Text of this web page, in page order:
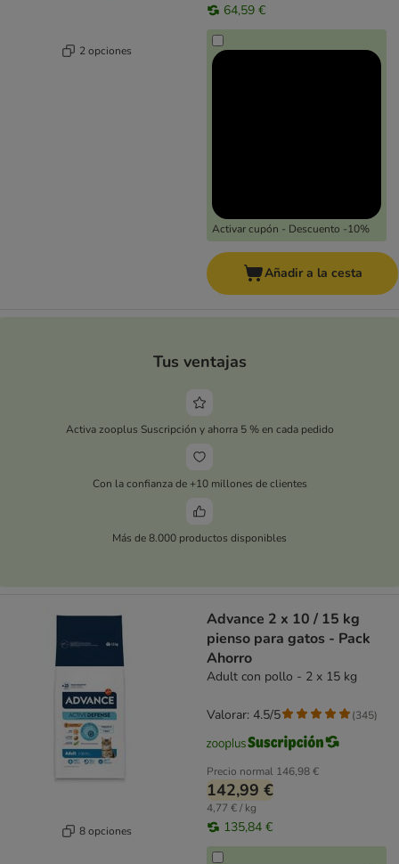
2 opciones
64,59 €
Activar cupón - Descuento -10%
Añadir a la cesta
Tus ventajas
Activa zooplus Suscripción y ahorra 5 % en cada pedido
Con la confianza de +10 millones de clientes
Más de 8.000 productos disponibles
8 opciones
Advance 2 x 10 / 15 kg
pienso para gatos - Pack
Ahorro
Adult con pollo - 2 x 15 kg
Precio normal 146,98 €
142,99 €
4,77 € / kg
135,84 €
Valorar: 4.5/5 (345)